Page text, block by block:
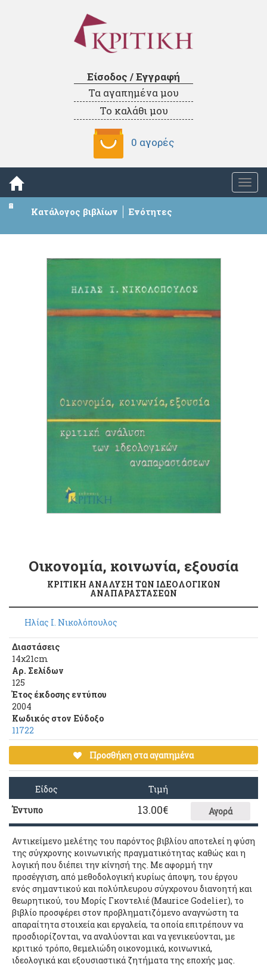
Είσοδος / Εγγραφή
Τα αγαπημένα μου
Το καλάθι μου
0 αγορές
Κατάλογος βιβλίων Ενότητες
Οικονομία, κοινωνία, εξουσία
ΚΡΙΤΙΚΗ ΑΝΑΛΥΣΗ ΤΩΝ ΙΔΕΟΛΟΓΙΚΩΝ
ΑΝΑΠΑΡΑΣΤΑΣΕΩΝ
Ηλίας Ι. Νικολόπουλος
Διαστάσεις
14χ21cm
Αρ. Σελίδων
125
Έτος έκδοσης εντύπου
2004
Κωδικός στον Εύδοξο
11722
Προσθήκη στα αγαπημένα
Είδος
Τιμή
Έντυπο
13.00€ Αγορά
Αντικείμενο μελέτης του παρόντος βιβλίου αποτελεί η φύση
της σύγχρονης κοινωνικής πραγματικότητας καθώς και η
λογική που διέπει την κίνησή της. Με αφορμή την
προσέγγιση, από μεθοδολογική κυρίως άποψη, του έργου
ενός σημαντικού και πολύπλευρου σύγχρονου διανοητή και
θεωρητικού, του Μορίς Γκοντελιέ (Maurice Godelier), το
βιβλίο προσφέρει στον προβληματιζόμενο αναγνώστη τα
απαραίτητα στοιχεία και εργαλεία, τα οποία επιτρέπουν να
προσδιορίζονται, να αναλύονται και να γενικεύονται, με
κριτικό τρόπο, θεμελιώδη οικονομικά, κοινωνικά,
ιδεολογικά και εξουσιαστικά ζητήματα της εποχής μας.